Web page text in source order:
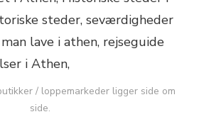
/ loppemarkeder ligger side om
side.